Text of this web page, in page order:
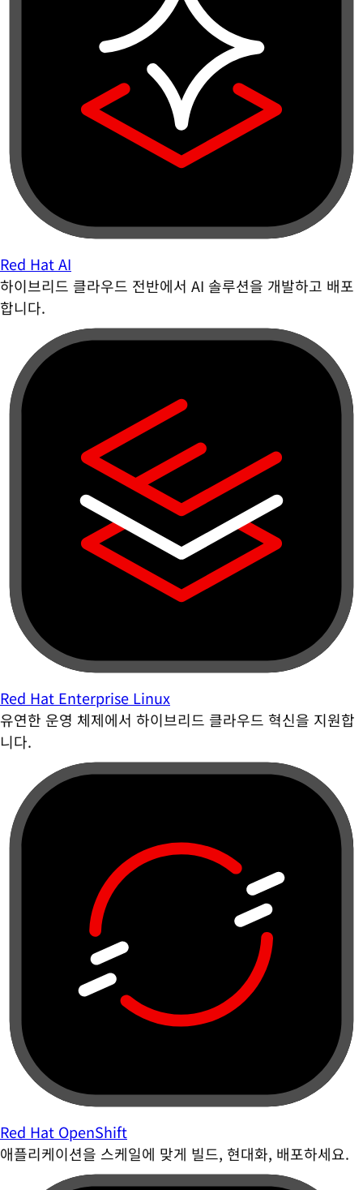
Red Hat AI
하이브리드 클라우드 전반에서 AI 솔루션을 개발하고 배포
합니다.
Red Hat Enterprise Linux
유연한 운영 체제에서 하이브리드 클라우드 혁신을 지원합
니다.
Red Hat OpenShift
애플리케이션을 스케일에 맞게 빌드, 현대화, 배포하세요.